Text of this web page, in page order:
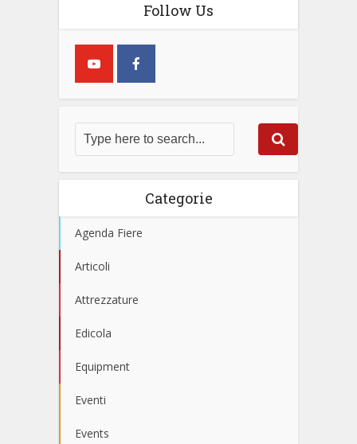
Follow Us
Categorie
Agenda Fiere
Articoli
Attrezzature
Edicola
Equipment
Eventi
Events